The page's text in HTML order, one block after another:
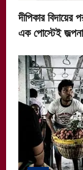
দীপিকার
এক পোস্টেই